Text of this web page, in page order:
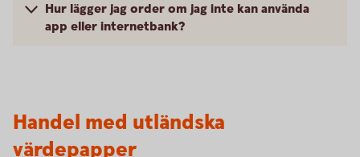
Hur lägger jag order om jag inte kan använda
app eller internetbank?
Handel med utländska
värdepapper